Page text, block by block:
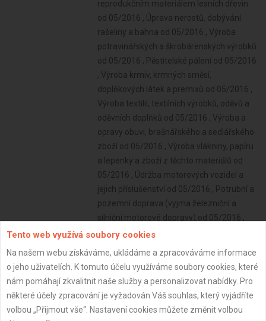
Tento web využívá soubory cookies
Na našem webu získáváme, ukládáme a zpracováváme informace
o jeho uživatelích. K tomuto účelu využíváme soubory cookies, které
nám pomáhají zkvalitnit naše služby a personalizovat nabídky. Pro
některé účely zpracování je vyžadován Váš souhlas, který vyjádříte
volbou „Přijmout vše“. Nastavení cookies můžete změnit volbou